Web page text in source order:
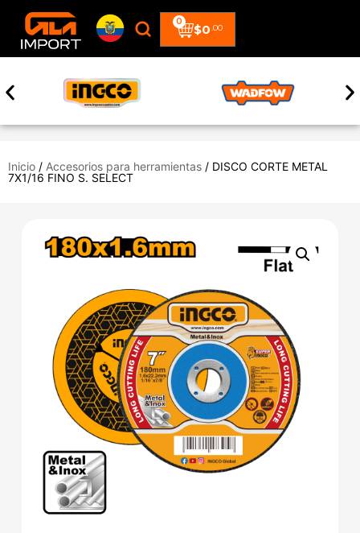
$0 .00
0
Inicio / Accesorios para herramientas / DISCO CORTE METAL
7X1/16 FINO S. SELECT